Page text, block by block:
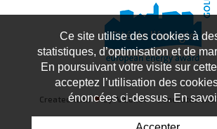
Created with♥by Artionet Generated
Ce site utilise des cookies à
statistiques, d’optimisation et de
En poursuivant votre visite sur
acceptez l’utilisation des
énoncées ci-dessus. En